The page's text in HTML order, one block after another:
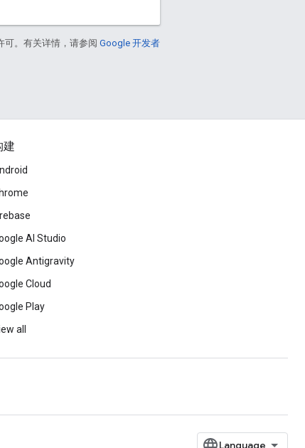
可。有关详情，请参阅 Google 开发者
建
AI Studio
Antigravity
Cloud
Play
all